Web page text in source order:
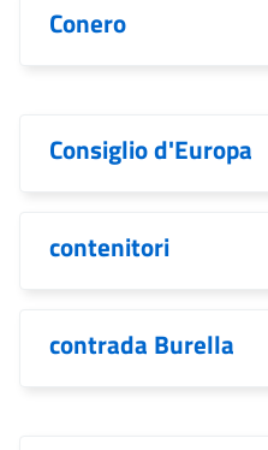
Conero
Consiglio d'Europa
contenitori
contrada Burella